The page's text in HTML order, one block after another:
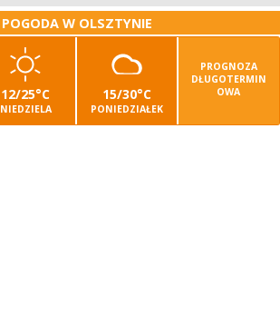
POGODA W OLSZTYNIE
12/25°C
NIEDZIELA
15/30°C
PONIEDZIAŁEK
PROGNOZA
DŁUGOTERMIN
OWA